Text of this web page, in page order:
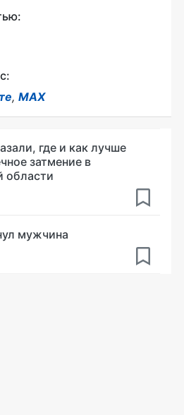
, MAX
где и как лучше
затмение в
области
мужчина